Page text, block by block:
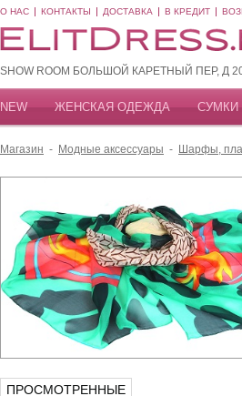
О НАС КОНТАКТЫ ДОСТАВКА В КРЕДИТ
SHOW ROOM БОЛЬШОЙ КАРЕТНЫЙ ПЕР, Д
NEW ЖЕНСКАЯ ОДЕЖДА СУМКИ
Магазин - Модные аксессуары - Шарфы,
ПРОСМОТРЕННЫЕ